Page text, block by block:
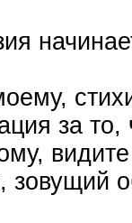
за
зовущий